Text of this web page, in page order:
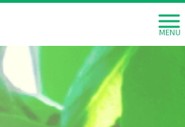
MENU